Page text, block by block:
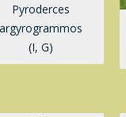
Pyroderces
argyrogrammos
(I, G)